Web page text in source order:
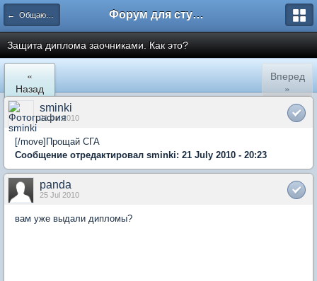
← Общаются экономисты Форум для студента СГА
Защита диплома заочниками. Как это?
«
Назад
Вперед
»
sminki
21 Jul 2010
[/move]Прощай СГА
Сообщение отредактировал sminki: 21 July 2010 - 20:23
panda
25 Jul 2010
вам уже выдали дипломы?